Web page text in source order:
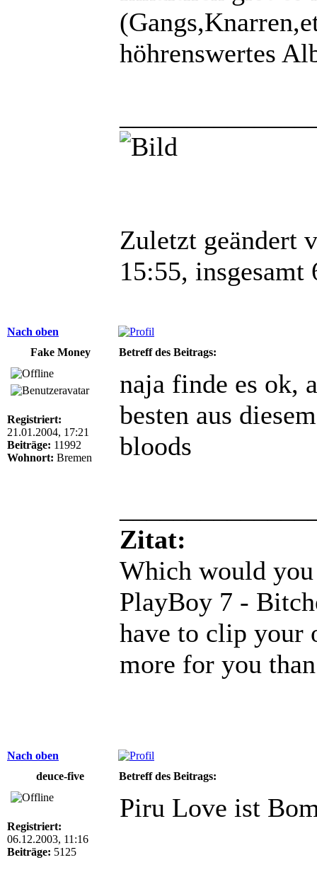
höhrenswertes
Zuletzt geändert
15:55, insgesamt
Nach oben
Fake Money
Betreff des Beitrags:
Registriert:
21.01.2004, 17:21
Beiträge: 11992
Wohnort: Bremen
naja finde es ok,
besten aus
bloods
Zitat:
Which would
PlayBoy 7 -
have to clip your
more for you
Nach oben
deuce-five
Betreff des Beitrags:
Registriert:
06.12.2003, 11:16
Beiträge: 5125
Piru Love ist